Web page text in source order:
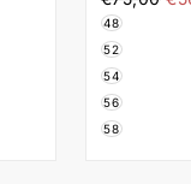
BLUE Μπλε
48
52
54
56
58